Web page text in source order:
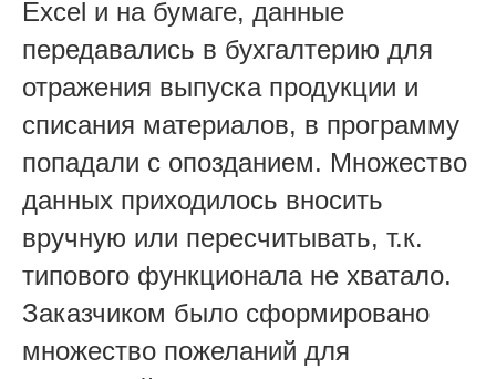
Excel и на бумаге, данные
передавались в бухгалтерию для
отражения выпуска продукции и
списания материалов, в программу
попадали с опозданием. Множество
данных приходилось вносить
вручную или пересчитывать, т.к.
типового функционала не хватало.
Заказчиком было сформировано
множество пожеланий для